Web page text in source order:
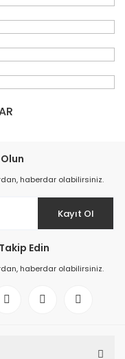
haberdar olabilirsiniz.
Kayıt Ol
Edin
haberdar olabilirsiniz.